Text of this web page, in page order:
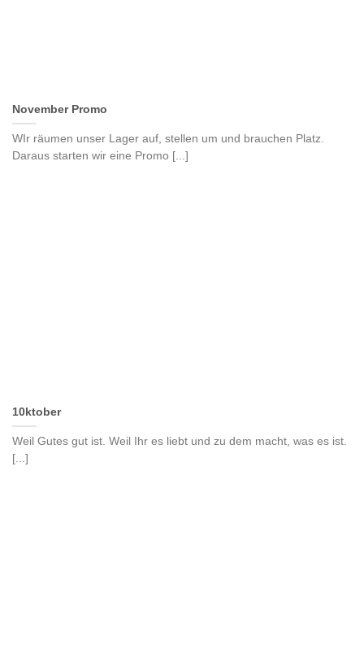
November Promo
WIr räumen unser Lager auf, stellen um und brauchen Platz.
Daraus starten wir eine Promo [...]
10ktober
Weil Gutes gut ist. Weil Ihr es liebt und zu dem macht, was es ist.
[...]